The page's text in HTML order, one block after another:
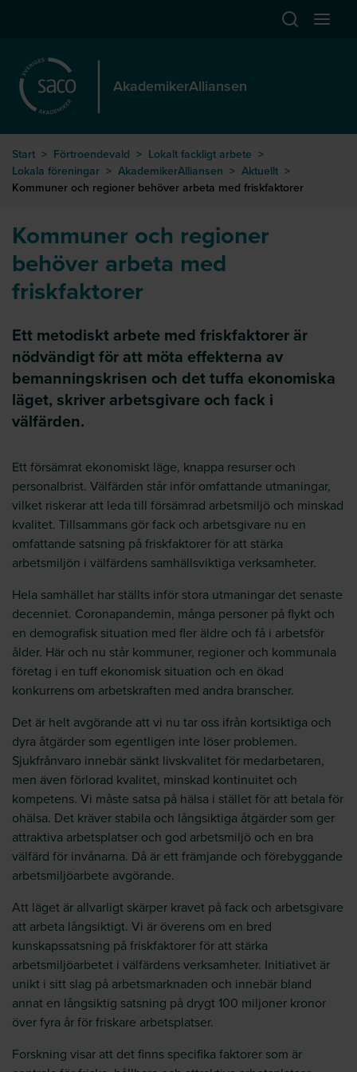
Öppna
AkademikerAlliansen
Start > Förtroendevald > Lokalt fackligt arbete >
Lokala föreningar > AkademikerAlliansen > Aktuellt >
Kommuner och regioner behöver arbeta med friskfaktorer
Kommuner och regioner
behöver arbeta med
friskfaktorer
Ett metodiskt arbete med friskfaktorer är
nödvändigt för att möta effekterna av
bemanningskrisen och det tuffa ekonomiska
läget, skriver arbetsgivare och fack i
välfärden.
Ett försämrat ekonomiskt läge, knappa resurser och
personalbrist. Välfärden står inför omfattande utmaningar,
vilket riskerar att leda till försämrad arbetsmiljö och minskad
kvalitet. Tillsammans gör fack och arbetsgivare nu en
omfattande satsning på friskfaktorer för att stärka
arbetsmiljön i välfärdens samhällsviktiga verksamheter.
Hela samhället har ställts inför stora utmaningar det senaste
decenniet. Coronapandemin, många personer på flykt och
en demografisk situation med fler äldre och få i arbetsför
ålder. Här och nu står kommuner, regioner och kommunala
företag i en tuff ekonomisk situation och en ökad
konkurrens om arbetskraften med andra branscher.
Det är helt avgörande att vi nu tar oss ifrån kortsiktiga och
dyra åtgärder som egentligen inte löser problemen.
Sjukfrånvaro innebär sänkt livskvalitet för medarbetaren,
men även förlorad kvalitet, minskad kontinuitet och
kompetens. Vi måste satsa på hälsa i stället för att betala för
ohälsa. Det kräver stabila och långsiktiga åtgärder som ger
attraktiva arbetsplatser och god arbetsmiljö och en bra
välfärd för invånarna. Då är ett främjande och förebyggande
arbetsmiljöarbete avgörande.
Att läget är allvarligt skärper kravet på fack och arbetsgivare
att arbeta långsiktigt. Vi är överens om en bred
kunskapssatsning på friskfaktorer för att stärka
arbetsmiljöarbetet i välfärdens verksamheter. Initiativet är
unikt i sitt slag på arbetsmarknaden och innebär bland
annat en långsiktig satsning på drygt 100 miljoner kronor
över fyra år för friskare arbetsplatser.
Forskning visar att det finns specifika faktorer som är